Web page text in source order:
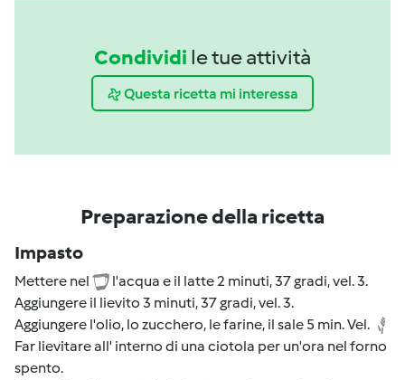
Condividi le tue attività
Questa ricetta mi interessa
Preparazione della ricetta
Impasto
Mettere nel
l'acqua e il latte 2 minuti, 37 gradi, vel. 3.
Aggiungere il lievito 3 minuti, 37 gradi, vel. 3.
Aggiungere l'olio, lo zucchero, le farine, il sale 5 min. Vel.
Far lievitare all' interno di una ciotola per un'ora nel forno
spento.